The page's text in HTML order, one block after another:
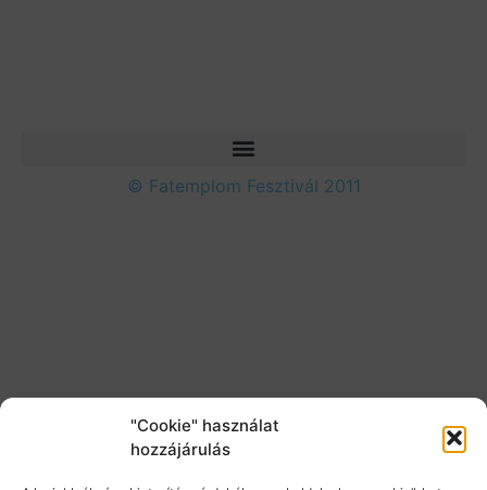
"Cookie" használat
hozzájárulás
© Fatemplom Fesztivál 2011